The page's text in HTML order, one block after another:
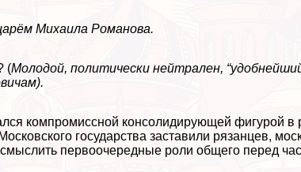
Михаила Романова.
(Молодой, политически нейтрален,
компромиссной консолидирующей фигурой в
государства заставили рязанцев,
первоочередные роли общего перед